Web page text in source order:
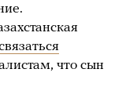
что сын